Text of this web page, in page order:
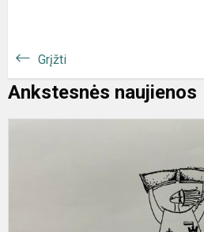
Grįžti
Ankstesnės naujienos